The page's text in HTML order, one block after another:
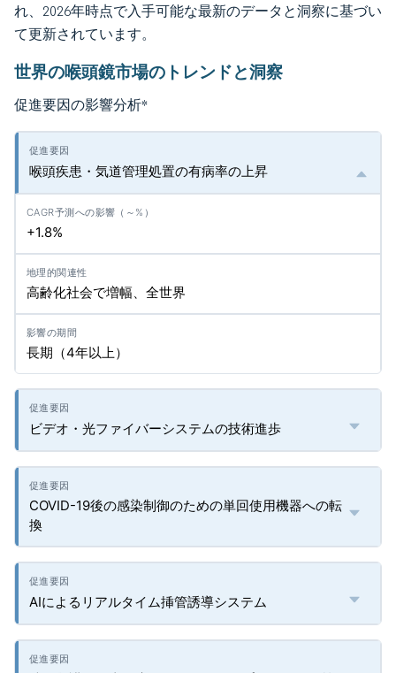
れ、2026年時点で入手可能な最新のデータと洞察に基づい
て更新されています。
世界の喉頭鏡市場のトレンドと洞察
促進要因の影響分析*
喉頭疾患・気道管理処置の有病率の上昇
+1.8%
高齢化社会で増幅、全世界
長期（4年以上）
ビデオ・光ファイバーシステムの技術進歩
COVID-19後の感染制御のための単回使用機器への転
換
AIによるリアルタイム挿管誘導システム